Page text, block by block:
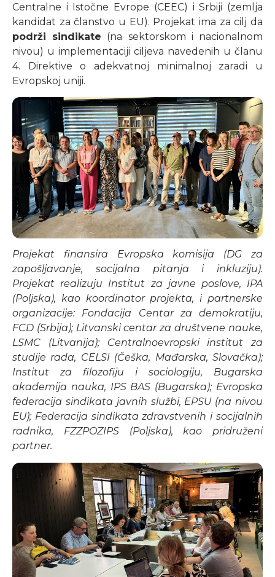
Centralne i Istočne Evrope (CEEC) i Srbiji (zemlja
kandidat za članstvo u EU). Projekat ima za cilj da
podrži sindikate (na sektorskom i nacionalnom
nivou) u implementaciji ciljeva navedenih u članu
4. Direktive o adekvatnoj minimalnoj zaradi u
Evropskoj uniji.
Projekat finansira Evropska komisija (DG za
zapošljavanje, socijalna pitanja i inkluziju).
Projekat realizuju Institut za javne poslove, IPA
(Poljska), kao koordinator projekta, i partnerske
organizacije: Fondacija Centar za demokratiju,
FCD (Srbija); Litvanski centar za društvene nauke,
LSMC (Litvanija); Centralnoevropski institut za
studije rada, CELSI (Češka, Mađarska, Slovačka);
Institut za filozofiju i sociologiju, Bugarska
akademija nauka, IPS BAS (Bugarska); Evropska
federacija sindikata javnih službi, EPSU (na nivou
EU); Federacija sindikata zdravstvenih i socijalnih
radnika, FZZPOZIPS (Poljska), kao pridruženi
partner.